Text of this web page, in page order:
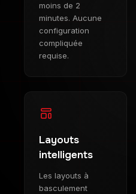
moins de 2
minutes. Aucune
configuration
compliquée
requise.
Layouts
intelligents
Les layouts à
basculement